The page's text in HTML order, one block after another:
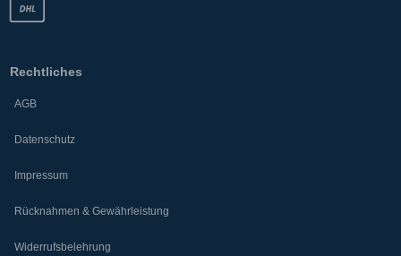
Rechtliches
AGB
Datenschutz
Impressum
Rücknahmen & Gewährleistung
Widerrufsbelehrung